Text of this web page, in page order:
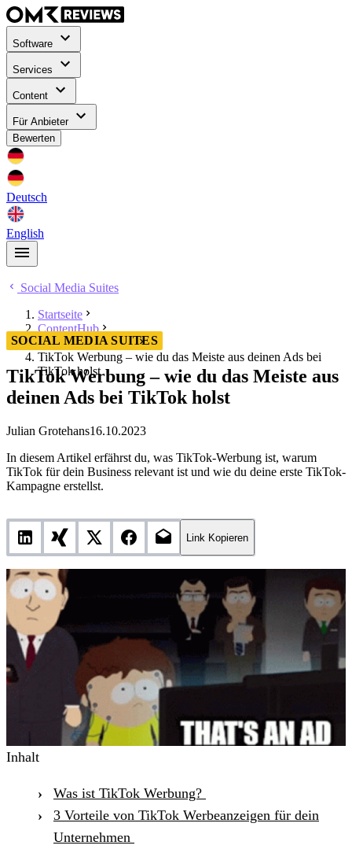
Software
Services
Content
Für Anbieter
Bewerten
Deutsch
English
Social Media Suites
Startseite
ContentHub
Social Media Suites
TikTok Werbung – wie du das Meiste aus deinen Ads bei
TikTok holst
SOCIAL MEDIA SUITES
TikTok Werbung – wie du das Meiste aus
deinen Ads bei TikTok holst
Julian Grotehans16.10.2023
In diesem Artikel erfährst du, was TikTok-Werbung ist, warum
TikTok für dein Business relevant ist und wie du deine erste TikTok-
Kampagne erstellst.
Link Kopieren
Inhalt
Was ist TikTok Werbung?
3 Vorteile von TikTok Werbeanzeigen für dein
Unternehmen